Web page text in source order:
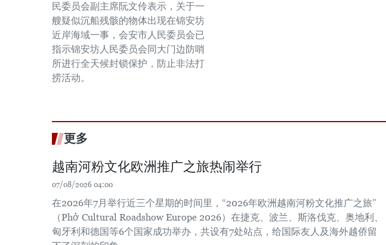
民委员会副主席阮文伶表示，关于一
艘疑似沉船残骸的物体出现在锦安坊
近岸海域一事，会安市人民委员会已
指示锦安坊人民委员会同大门边防哨
所进行全天候封锁保护，防止非法打
捞活动。
更多
越南河粉文化欧洲推广之旅热闹举行
07/08/2026 04:00
在2026年7月举行近三个星期的时间里，“2026年欧洲越南河粉文化推广之旅”
（Phở Cultural Roadshow Europe 2026）在捷克、波兰、斯洛伐克、奥地利、
匈牙利和德国等6个国家成功举办，共设有7处站点，给国际友人及海外越侨留